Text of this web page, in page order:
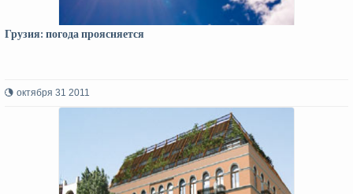
Грузия: погода проясняется
октября 31 2011